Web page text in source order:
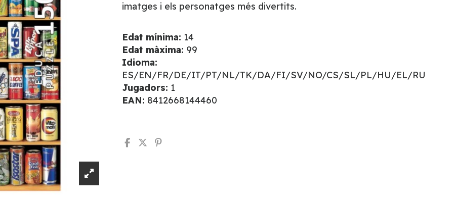
imatges i els personatges més divertits.
Edat mínima: 14
Edat màxima: 99
Idioma:
ES/EN/FR/DE/IT/PT/NL/TK/DA/FI/SV/NO/CS/SL/PL/HU/EL/RU
Jugadors: 1
EAN: 8412668144460